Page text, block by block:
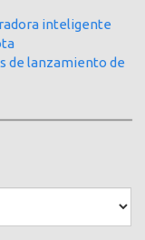
inteligente
de lanzamiento de